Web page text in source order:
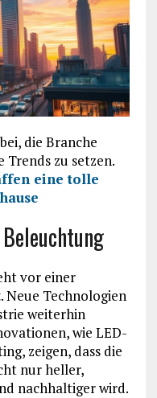
die Branche
zu setzen.
eine tolle
vor einer
. Neue Technologien
weiterhin
wie LED-
zeigen, dass die
nur heller,
nachhaltiger wird.